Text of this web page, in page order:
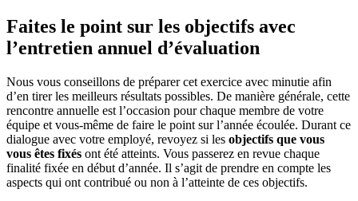
Faites le point sur les objectifs avec
l’entretien annuel d’évaluation
Nous vous conseillons de préparer cet exercice avec minutie afin
d’en tirer les meilleurs résultats possibles. De manière générale, cette
rencontre annuelle est l’occasion pour chaque membre de votre
équipe et vous-même de faire le point sur l’année écoulée. Durant ce
dialogue avec votre employé, revoyez si les objectifs que vous
vous êtes fixés ont été atteints. Vous passerez en revue chaque
finalité fixée en début d’année. Il s’agit de prendre en compte les
aspects qui ont contribué ou non à l’atteinte de ces objectifs.